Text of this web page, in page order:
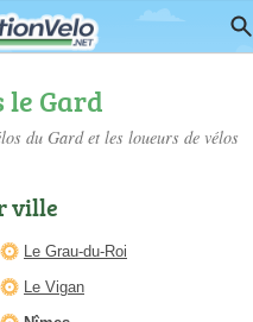
le Gard
du Gardet les loueurs de vélos
ville
Le Grau-du-Roi
Le Vigan